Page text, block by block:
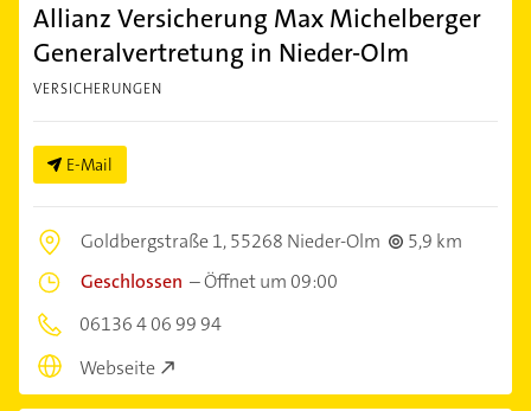
Allianz Versicherung Max Michelberger
Generalvertretung in Nieder-Olm
VERSICHERUNGEN
E-Mail
Goldbergstraße 1,55268 Nieder-Olm
5,9 km
Geschlossen –Öffnet um 09:00
06136 4 06 99 94
Webseite